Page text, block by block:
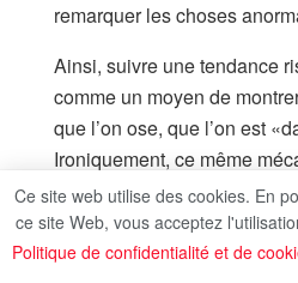
remarquer les choses
Ainsi, suivre une tendance
comme un moyen de
que l’on ose, que l’on est
Ironiquement, ce même
vers des comportements
tel défi viral, telle mode
— avant tout.
Ce site web utilise des cookies. En
ce site Web, vous acceptez
Politique de confidentialité et de